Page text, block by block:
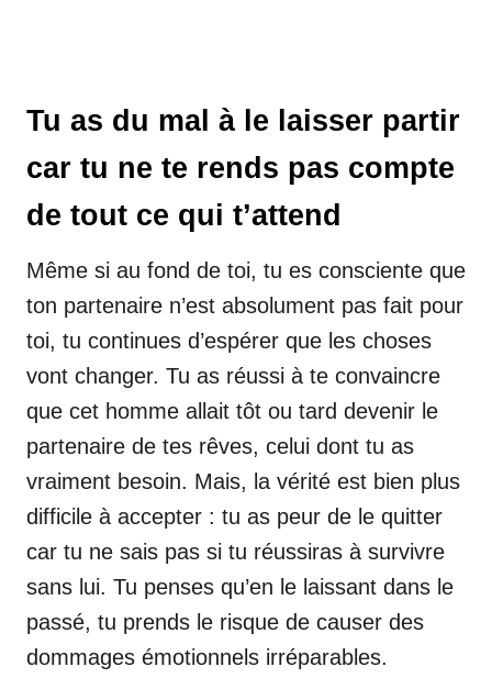
Tu as du mal à le laisser partir
car tu ne te rends pas compte
de tout ce qui t’attend
Même si au fond de toi, tu es consciente que
ton partenaire n’est absolument pas fait pour
toi, tu continues d’espérer que les choses
vont changer. Tu as réussi à te convaincre
que cet homme allait tôt ou tard devenir le
partenaire de tes rêves, celui dont tu as
vraiment besoin. Mais, la vérité est bien plus
difficile à accepter : tu as peur de le quitter
car tu ne sais pas si tu réussiras à survivre
sans lui. Tu penses qu’en le laissant dans le
passé, tu prends le risque de causer des
dommages émotionnels irréparables.